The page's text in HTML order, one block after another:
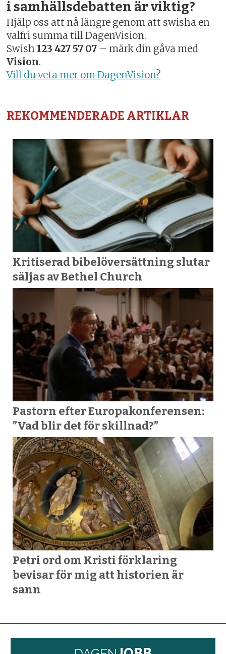
i samhällsdebatten är viktig?
Hjälp oss att nå längre genom att swisha en
valfri summa till DagenVision.
Swish123 427 57 07 – märk din gåva med
Vision.
Vill du veta mer om DagenVision?
REKOMMENDERADE ARTIKLAR
Kritiserad bibelöversättning slutar
säljas av Bethel Church
Pastorn efter Europakonferensen:
”Vad blir det för skillnad?”
Petri ord om Kristi förklaring
bevisar för mig att historien är
sann